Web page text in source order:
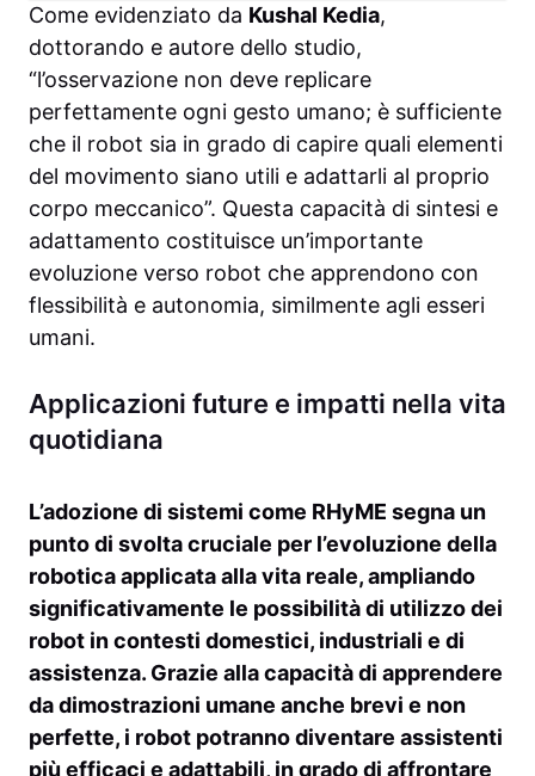
Come evidenziato da Kushal Kedia,
dottorando e autore dello studio,
“l’osservazione non deve replicare
perfettamente ogni gesto umano; è sufficiente
che il robot sia in grado di capire quali elementi
del movimento siano utili e adattarli al proprio
corpo meccanico”. Questa capacità di sintesi e
adattamento costituisce un’importante
evoluzione verso robot che apprendono con
flessibilità e autonomia, similmente agli esseri
umani.
Applicazioni future e impatti nella vita
quotidiana
L’adozione di sistemi come RHyME segna un
punto di svolta cruciale per l’evoluzione della
robotica applicata alla vita reale, ampliando
significativamente le possibilità di utilizzo dei
robot in contesti domestici, industriali e di
assistenza. Grazie alla capacità di apprendere
da dimostrazioni umane anche brevi e non
perfette, i robot potranno diventare assistenti
più efficaci e adattabili, in grado di affrontare